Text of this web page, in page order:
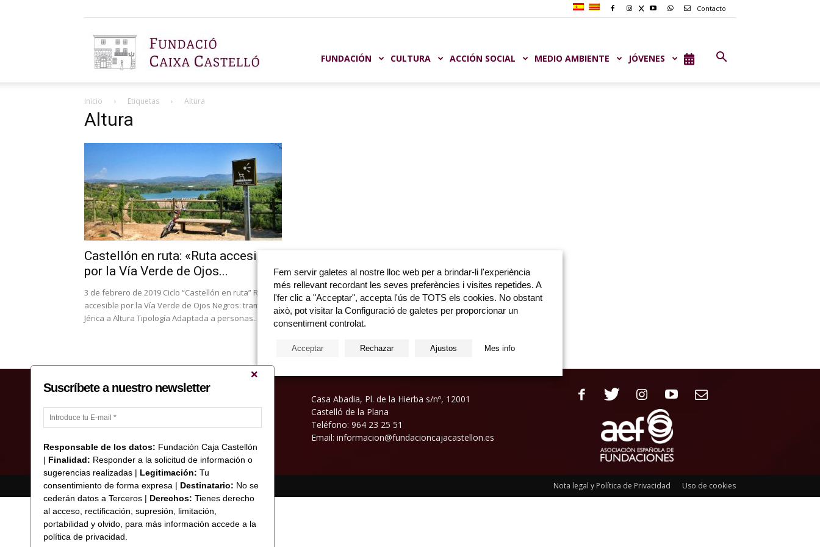
Contacto
Castellón
FUNDACIÓN CULTURA ACCIÓN SOCIAL MEDIO AMBIENTE JÓVENES
Inicio Etiquetas Altura
Altura
Castellón en ruta: «Ruta accesible
por la Vía Verde de Ojos...
3 de febrero de 2019 Ciclo “Castellón en ruta” Ruta
accesible por la Vía Verde de Ojos Negros: tramo de
Jérica a Altura Tipología Adaptada a personas...
Casa Abadia, Pl. de la Hierba s/nº, 12001
Castelló de la Plana
Teléfono: 964 23 25 51
Email: informacion@fundacioncajacastellon.es
Nota legal y Política de Privacidad Uso de cookies
© Copyright 2017 Fundació Caixa Castelló
Suscríbete a nuestro newsletter
Responsable de los datos: Fundación Caja Castellón
| Finalidad: Responder a la solicitud de información o
sugerencias realizadas | Legitimación: Tu
consentimiento de forma expresa | Destinatario: No se
cederán datos a Terceros | Derechos: Tienes derecho
al acceso, rectificación, supresión, limitación,
portabilidad y olvido, para más información accede a la
política de privacidad.
Fem servir galetes al nostre lloc web per a brindar-li l'experiència
més rellevant recordant les seves preferències i visites repetides. A
l'fer clic a "Acceptar", accepta l'ús de TOTS els cookies. No obstant
això, pot visitar la Configuració de galetes per proporcionar un
consentiment controlat.
Acceptar Rechazar Ajustos Mes info